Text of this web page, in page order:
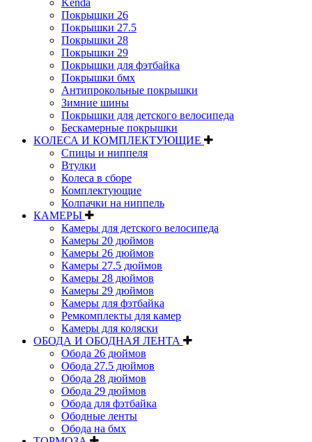
Kenda
Покрышки 26
Покрышки 27.5
Покрышки 28
Покрышки 29
Покрышки для фэтбайка
Покрышки бмх
Антипрокольные покрышки
Зимние шины
Покрышки для детского велосипеда
Бескамерные покрышки
КОЛЕСА И КОМПЛЕКТУЮЩИЕ
Спицы и ниппеля
Втулки
Колеса в сборе
Комплектующие
Колпачки на ниппель
КАМЕРЫ
Камеры для детского велосипеда
Камеры 20 дюймов
Камеры 26 дюймов
Камеры 27.5 дюймов
Камеры 28 дюймов
Камеры 29 дюймов
Камеры для фэтбайка
Ремкомплекты для камер
Камеры для коляски
ОБОДА И ОБОДНАЯ ЛЕНТА
Обода 26 дюймов
Обода 27.5 дюймов
Обода 28 дюймов
Обода 29 дюймов
Обода для фэтбайка
Ободные ленты
Обода на бмх